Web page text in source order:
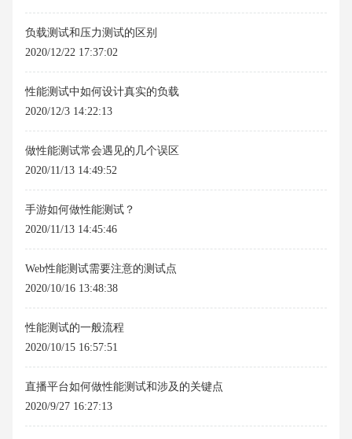
负载测试和压力测试的区别
2020/12/22 17:37:02
性能测试中如何设计真实的负载
2020/12/3 14:22:13
做性能测试常会遇见的几个误区
2020/11/13 14:49:52
手游如何做性能测试？
2020/11/13 14:45:46
Web性能测试需要注意的测试点
2020/10/16 13:48:38
性能测试的一般流程
2020/10/15 16:57:51
直播平台如何做性能测试和涉及的关键点
2020/9/27 16:27:13